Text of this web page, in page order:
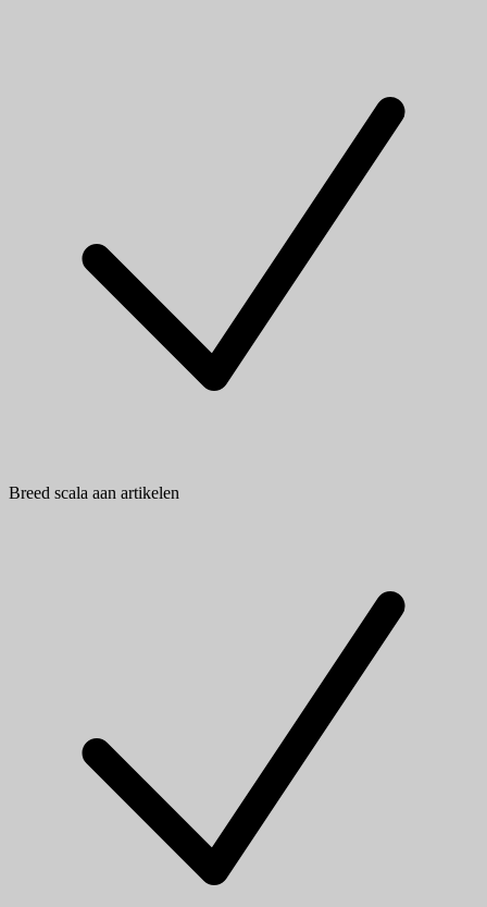
Breed scala aan artikelen